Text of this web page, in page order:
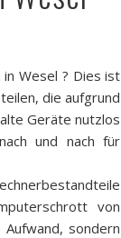
Wesel ? Dies ist
die aufgrund
Geräte nutzlos
und nach für
von
sondern